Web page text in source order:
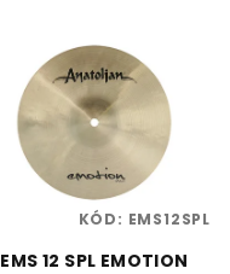
EMS 12 SPL EMOTION
KÓD: EMS12SPL